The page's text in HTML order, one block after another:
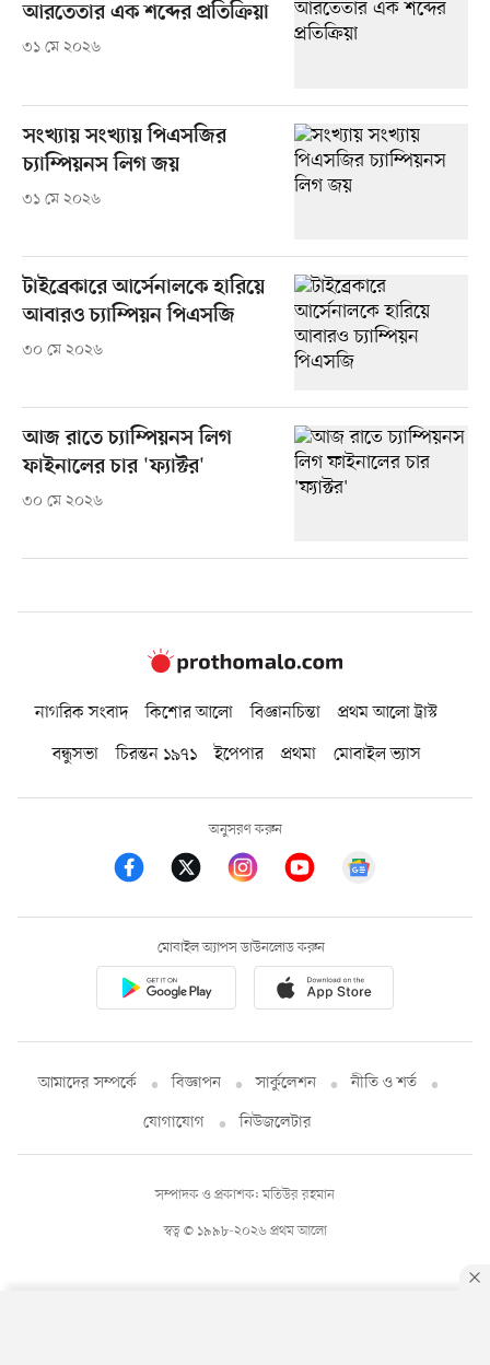
আরতেতার এক শব্দের প্রতিক্রিয়া
৩১ মে ২০২৬
সংখ্যায় সংখ্যায় পিএসজির
চ্যাম্পিয়নস লিগ জয়
৩১ মে ২০২৬
টাইব্রেকারে আর্সেনালকে হারিয়ে
আবারও চ্যাম্পিয়ন পিএসজি
৩০ মে ২০২৬
আজ রাতে চ্যাম্পিয়নস লিগ
ফাইনালের চার 'ফ্যাক্টর'
৩০ মে ২০২৬
নাগরিক সংবাদ কিশোর আলো বিজ্ঞানচিন্তা
প্রথম আলো ট্রাস্ট
বন্ধুসভা
চিরন্তন ১৯৭১ ইপেপার প্রথমা মোবাইল ভ্যাস
অনুসরণ করুন
মোবাইল অ্যাপস ডাউনলোড করুন
আমাদের সম্পর্কে বিজ্ঞাপন সার্কুলেশন
নীতি ও শর্ত
যোগাযোগ
নিউজলেটার
স্বত্ব © ১৯৯৮-২০২৬ প্রথম আলো
সম্পাদক ও প্রকাশক: মতিউর রহমান